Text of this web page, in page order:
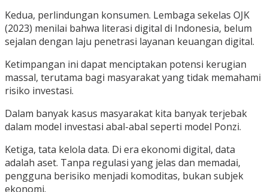
Kedua, perlindungan konsumen. Lembaga sekelas OJK
(2023) menilai bahwa literasi digital di Indonesia, belum
sejalan dengan laju penetrasi layanan keuangan digital.
Ketimpangan ini dapat menciptakan potensi kerugian
massal, terutama bagi masyarakat yang tidak memahami
risiko investasi.
Dalam banyak kasus masyarakat kita banyak terjebak
dalam model investasi abal-abal seperti model Ponzi.
Ketiga, tata kelola data. Di era ekonomi digital, data
adalah aset. Tanpa regulasi yang jelas dan memadai,
pengguna berisiko menjadi komoditas, bukan subjek
ekonomi.